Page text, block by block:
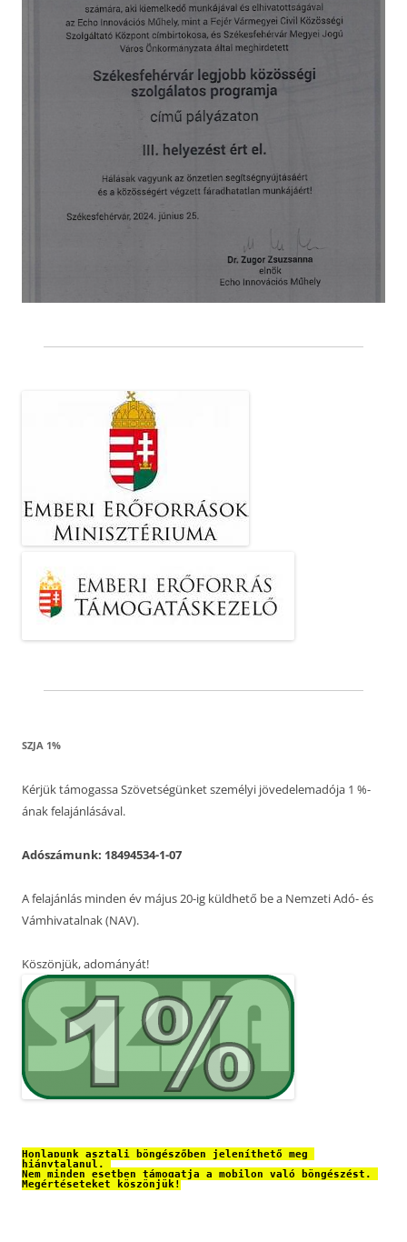
SZJA 1%
Kérjük támogassa Szövetségünket személyi jövedelemadója 1 %-
ának felajánlásával.
Adószámunk: 18494534-1-07
A felajánlás minden év május 20-ig küldhető be a Nemzeti Adó- és
Vámhivatalnak (NAV).
Köszönjük, adományát!
Honlapunk asztali böngészőben jeleníthető meg
hiánytalanul.
Nem minden esetben támogatja a mobilon való böngészést.
Megértéseteket köszönjük!